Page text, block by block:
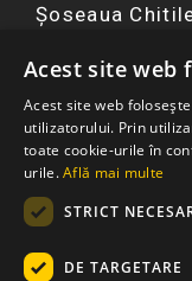
Șoseaua
F
a
c
e
b
o
k
I
n
s
t
a
g
a
Y
o
u
t
b
☏ 0751 299
Acest site web
Acest site web
utilizatorului. Prin
toate cookie-urile în
urile.Află mai multe
STRICT
DE TARGETARE